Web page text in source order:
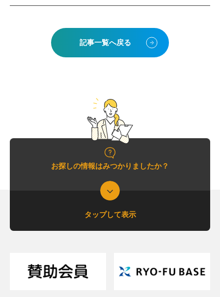
記事一覧へ戻る
お探しの情報はみつかりましたか？
タップして表示
支援内容を詳しく知りたい